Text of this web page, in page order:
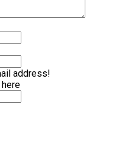
address!